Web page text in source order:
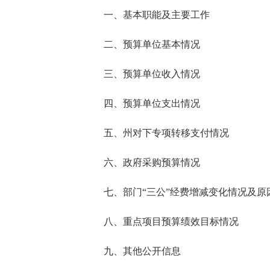
一、基本职能及主要工作
二、预算单位基本情况
三、预算单位收入情况
四、预算单位支出情况
五、州对下专项转移支付情况
六、政府采购预算情况
七、部门“三公”经费增减变化情况及原
八、重点项目预算绩效目标情况
九、其他公开信息